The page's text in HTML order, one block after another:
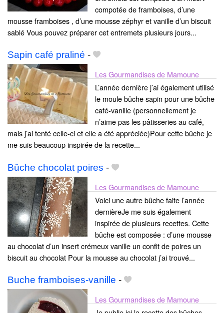
compotée de framboises, d’une
mousse framboises , d’une mousse zéphyr et vanille d’un biscuit
sablé Vous pouvez préparer cet entremets plusieurs jours...
Sapin café praliné -
Les Gourmandises de Mamoune
L’année dernière j’ai également utilisé
le moule bûche sapin pour une bûche
café-vanille (personnellement je
n’aime pas les pâtisseries au café,
mais j’ai tenté celle-ci et elle a été appréciée)Pour cette bûche je
me suis beaucoup inspirée de la recette...
Bûche chocolat poires -
Les Gourmandises de Mamoune
Voici une autre bûche faite l’année
dernièreJe me suis également
inspirée de plusieurs recettes. Cette
bûche est composée : d’une mousse
au chocolat d’un insert crémeux vanille un confit de poires un
biscuit au chocolat Pour la mousse au chocolat j’ai trouvé...
Buche framboises-vanille -
Les Gourmandises de Mamoune